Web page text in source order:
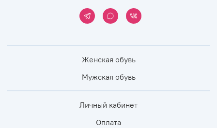
Женская обувь
Мужская обувь
Личный кабинет
Оплата